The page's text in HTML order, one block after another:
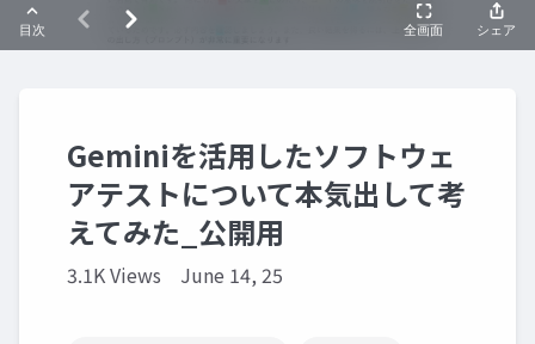
Geminiを活用したソフトウェ
アテストについて本気出して考
えてみた_公開用
3.1K Views June 14, 25